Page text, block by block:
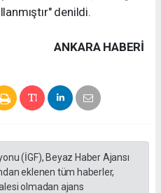
denildi.
ANKARA HABERİ
(İGF), Beyaz Haber Ajansı
eklenen tüm haberler,
olmadan ajans